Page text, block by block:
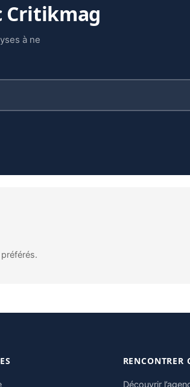
Critikmag
à ne
RENCONTRER
Découvrir